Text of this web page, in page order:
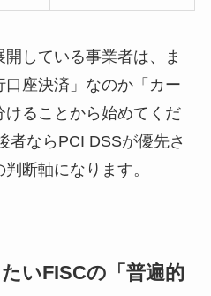
している事業者は、ま
座決済」なのか「カー
けることから始めてくだ
者ならPCI DSSが優先さ
断軸になります。
いFISCの「普遍的